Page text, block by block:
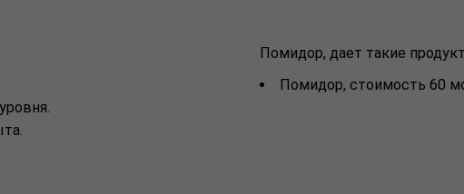
Помидор, дает такие
Помидор, стоимость 60